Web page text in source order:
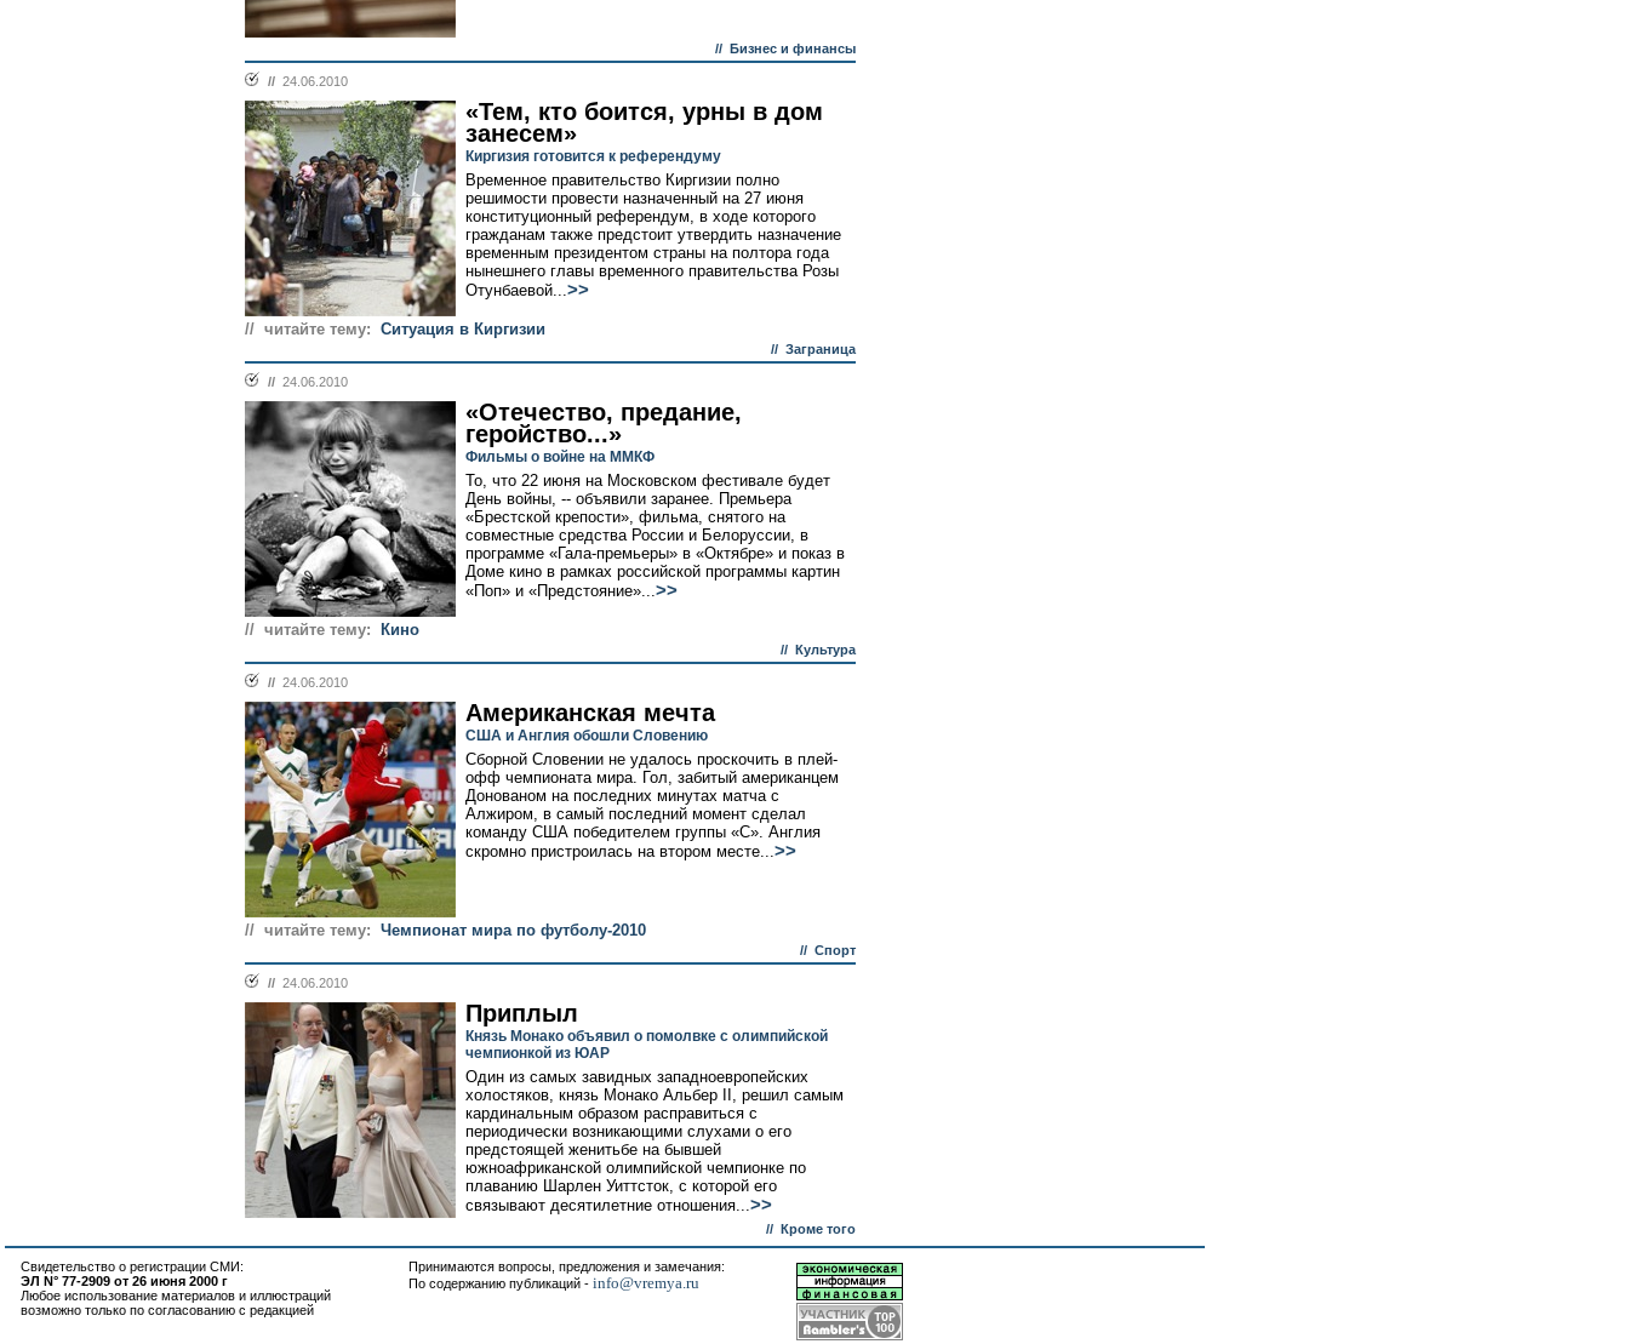
// Бизнес и финансы
// 24.06.2010
«Тем, кто боится, урны в дом
занесем»
Киргизия готовится к референдуму
Временное правительство Киргизии полно
решимости провести назначенный на 27 июня
конституционный референдум, в ходе которого
гражданам также предстоит утвердить назначение
временным президентом страны на полтора года
нынешнего главы временного правительства Розы
Отунбаевой...>>
// читайте тему: Cитуация в Киргизии
// Заграница
// 24.06.2010
«Отечество, предание,
геройство...»
Фильмы о войне на ММКФ
То, что 22 июня на Московском фестивале будет
День войны, -- объявили заранее. Премьера
«Брестской крепости», фильма, снятого на
совместные средства России и Белоруссии, в
программе «Гала-премьеры» в «Октябре» и показ в
Доме кино в рамках российской программы картин
«Поп» и «Предстояние»...>>
// читайте тему: Кино
// Культура
// 24.06.2010
Американская мечта
США и Англия обошли Словению
Сборной Словении не удалось проскочить в плей-
офф чемпионата мира. Гол, забитый американцем
Донованом на последних минутах матча с
Алжиром, в самый последний момент сделал
команду США победителем группы «С». Англия
скромно пристроилась на втором месте...>>
// читайте тему: Чемпионат мира по футболу-2010
// Спорт
// 24.06.2010
Приплыл
Князь Монако объявил о помолвке с олимпийской
чемпионкой из ЮАР
Один из самых завидных западноевропейских
холостяков, князь Монако Альбер II, решил самым
кардинальным образом расправиться с
периодически возникающими слухами о его
предстоящей женитьбе на бывшей
южноафриканской олимпийской чемпионке по
плаванию Шарлен Уиттсток, с которой его
связывают десятилетние отношения...>>
// Кроме того
Свидетельство о регистрации СМИ:
ЭЛ N° 77-2909 от 26 июня 2000 г
Любое использование материалов и иллюстраций
возможно только по согласованию с редакцией
Принимаются вопросы, предложения и замечания:
По содержанию публикаций - info@vremya.ru